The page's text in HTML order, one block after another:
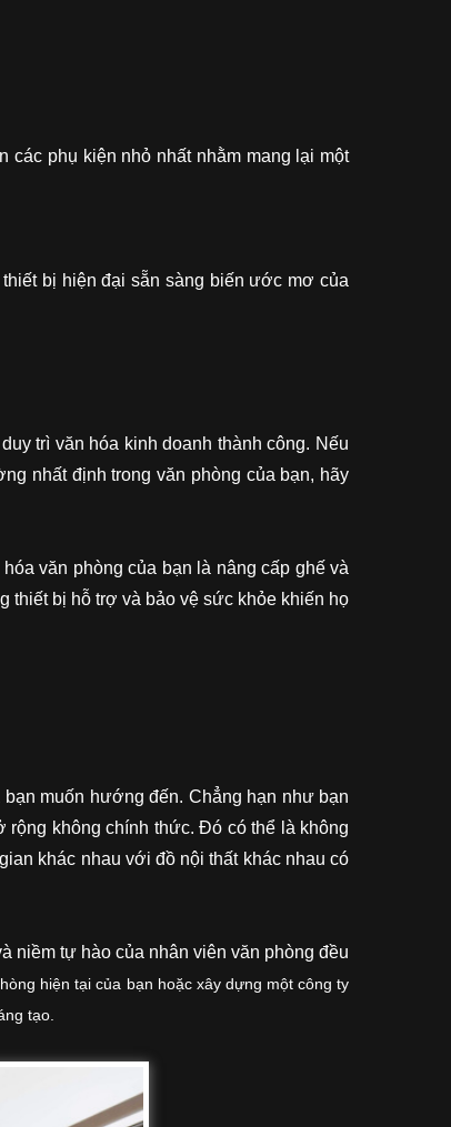
phụ kiện nhỏ nhất nhằm mang lại một
bị hiện đại sẵn sàng biến ước mơ của
trì văn hóa kinh doanh thành công. Nếu
nhất định trong văn phòng của bạn, hãy
văn phòng của bạn là nâng cấp ghế và
thiết bị hỗ trợ và bảo vệ sức khỏe khiến họ
muốn hướng đến. Chẳng hạn như bạn
không chính thức. Đó có thể là không
khác nhau với đồ nội thất khác nhau có
niềm tự hào của nhân viên văn phòng đều
hiện tại của bạn hoặc xây dựng một công ty
tạo.